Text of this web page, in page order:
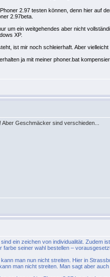
2.97 testen können, denn hier auf
2.97beta.
um ein weitgehendes aber nicht
XP.
ist mir noch schleierhaft. Aber
ja mit meiner phoner.bat
Geschmäcker sind verschieden...
ein zeichen von individualität. Zudem
farbe seiner wahl bestellen –
man nun nicht streiten. Hier in
man nicht streiten. Man sagt aber